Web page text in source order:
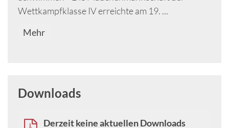
Wettkampfklasse IV erreichte am 19. ...
Mehr
Downloads
Derzeit keine aktuellen Downloads